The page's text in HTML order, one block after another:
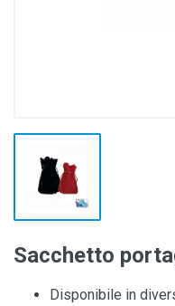
Sacchetto
Disponibile in